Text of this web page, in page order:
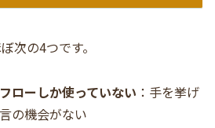
次の4つです。
ローしか使っていない ：手を挙げ
の機会がない